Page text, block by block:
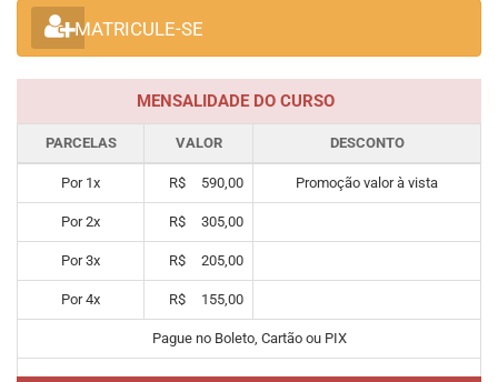
MATRICULE-SE
MENSALIDADE DO CURSO
PARCELAS VALOR DESCONTO
Por 1x R$ 590,00 Promoção valor à vista
Por2x R$ 305,00
Por3x R$ 205,00
Por4x R$ 155,00
Pague no Boleto, Cartão ou PIX